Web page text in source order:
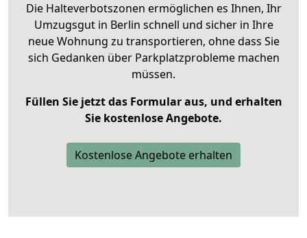
Die Halteverbotszonen ermöglichen es Ihnen, Ihr
Umzugsgut in Berlin schnell und sicher in Ihre
neue Wohnung zu transportieren, ohne dass Sie
sich Gedanken über Parkplatzprobleme machen
müssen.
Füllen Sie jetzt das Formular aus, und erhalten
Sie kostenlose Angebote.
Kostenlose Angebote erhalten